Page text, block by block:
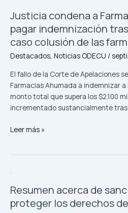
Justicia condena a
pagar indemnización
caso colusión de las
Destacados, Noticias ODECU /
El fallo de la Corte de Apelaciones
Farmacias Ahumada a indemnizar
monto total que supera los $2.100
incrementado sustancialmente
condena
a
Farmacias
Ahumada
a
pagar
indemnización
tras
15
por
de
farmacias
Leer más »
Resumen acerca de
proteger los derechos
acerca
de
sanciones